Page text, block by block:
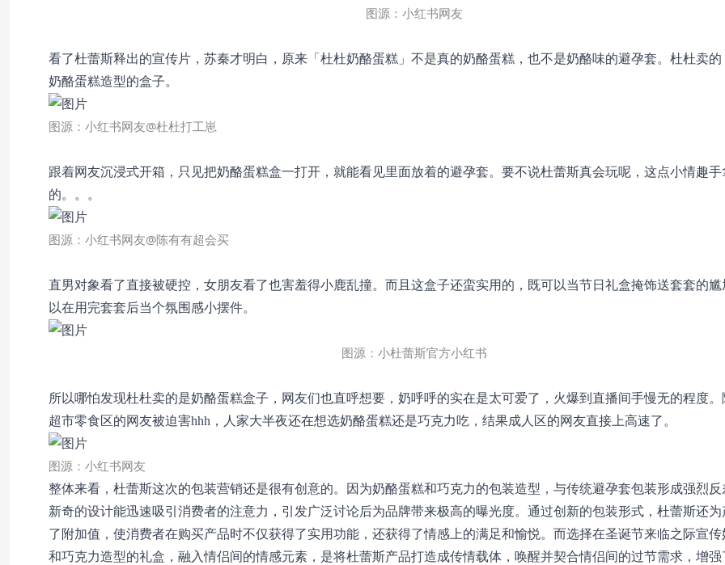
图源：小红书网友
看了杜蕾斯释出的宣传片，苏秦才明白，原来「杜杜奶酪蛋糕」不是真的奶酪蛋糕，也不是奶酪味的避孕套。杜杜卖的
奶酪蛋糕造型的盒子。
图源：小红书网友@杜杜打工崽
跟着网友沉浸式开箱，只见把奶酪蛋糕盒一打开，就能看见里面放着的避孕套。要不说杜蕾斯真会玩呢，这点小情趣手
的。 。。
图源：小红书网友@陈有有超会买
直男对象看了直接被硬控，女朋友看了也害羞得小鹿乱撞。而且这盒子还蛮实用的，既可以当节日礼盒掩饰送套套的尴
以在用完套套后当个氛围感小摆件。
图源：小杜蕾斯官方小红书
所以哪怕发现杜杜卖的是奶酪蛋糕盒子，网友们也直呼想要，奶呼呼的实在是太可爱了，火爆到直播间手慢无的程度
超市零食区的网友被迫害hhh，人家大半夜还在想选奶酪蛋糕还是巧克力吃，结果成人区的网友直接上高速了。
图源：小红书网友
整体来看，杜蕾斯这次的包装营销还是很有创意的。 因为奶酪蛋糕和巧克力的包装造型，与传统避孕套包装形成强烈反
新奇的设计能迅速吸引消费者的注意力，引发广泛讨论后为品牌带来极高的曝光度。 通过创新的包装形式，杜蕾斯还为
了附加值，使消费者在购买产品时不仅获得了实用功能，还获得了情感上的满足和愉悦。 而选择在圣诞节来临之际宣传
和巧克力造型的礼盒，融入情侣间的情感元素，是将杜蕾斯产品打造成传情载体，唤醒并契合情侣间的过节需求，增强